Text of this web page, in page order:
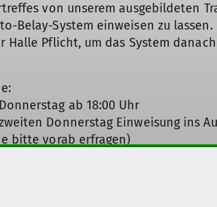
von unserem ausgebildeten
Belay-System einweisen zu
Halle Pflicht, um das System
ab 18:00 Uhr
Donnerstag Einweisung ins
bitte vorab erfragen)